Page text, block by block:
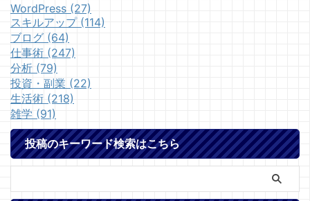
WordPress (27)
スキルアップ (114)
ブログ (64)
仕事術 (247)
分析 (79)
投資・副業 (22)
生活術 (218)
雑学 (91)
投稿のキーワード検索はこちら